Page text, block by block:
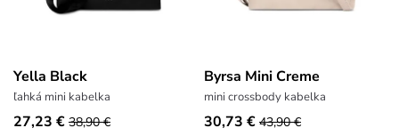
Yella Black
ľahká mini kabelka
27,23 € 38,90 €
Byrsa Mini Creme
mini crossbody kabelka
30,73 € 43,90 €